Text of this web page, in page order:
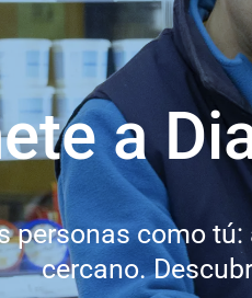
a
personas como
cercano.